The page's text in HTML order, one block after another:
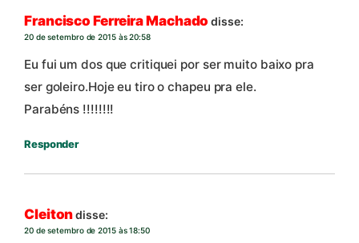
Francisco Ferreira Machado disse:
20 de setembro de 2015 às 20:58
Eu fui um dos que critiquei por ser muito baixo pra
ser goleiro.Hoje eu tiro o chapeu pra ele.
Parabéns !!!!!!!!
Responder
Cleitondisse:
20 de setembro de 2015 às 18:50